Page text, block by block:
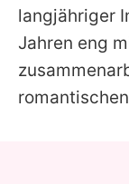
langjähriger
Jahren eng